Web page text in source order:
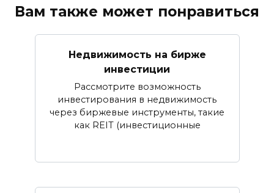
Вам также может понравиться
Недвижимость на бирже
инвестиции
Рассмотрите возможность
инвестирования в недвижимость
через биржевые инструменты, такие
как REIT (инвестиционные